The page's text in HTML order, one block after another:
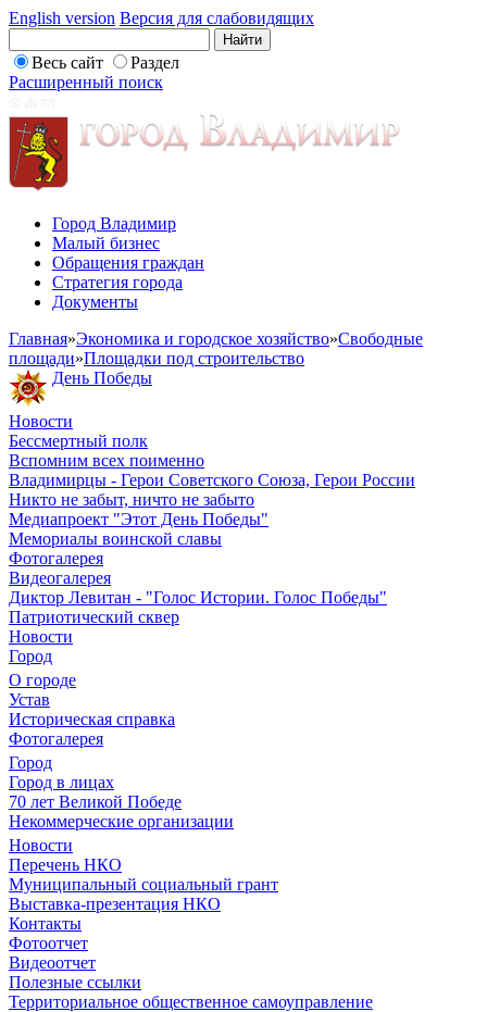
English version Версия для слабовидящих
Весь сайт
Раздел
Расширенный поиск
Город Владимир
Малый бизнес
Обращения граждан
Стратегия города
Документы
Главная»Экономика и городское хозяйство»Свободные
площади»Площадки под строительство
День Победы
Новости
Бессмертный полк
Вспомним всех поименно
Владимирцы - Герои Советского Союза, Герои России
Никто не забыт, ничто не забыто
Медиапроект "Этот День Победы"
Мемориалы воинской славы
Фотогалерея
Видеогалерея
Диктор Левитан - "Голос Истории. Голос Победы"
Патриотический сквер
Новости
Город
О городе
Устав
Историческая справка
Фотогалерея
Город
Город в лицах
70 лет Великой Победе
Некоммерческие организации
Новости
Перечень НКО
Муниципальный социальный грант
Выставка-презентация НКО
Контакты
Фотоотчет
Видеоотчет
Полезные ссылки
Территориальное общественное самоуправление